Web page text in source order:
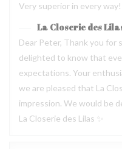
Very superior in every
La Closerie des
Dear Peter, Thank you for
delighted to know that
expectations. Your
we are pleased that La
impression. We would be
La Closerie des Lilas ✨